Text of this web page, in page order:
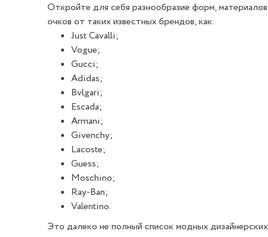
Откройте для себя разнообразие форм,
очков от таких известных брендов, как:
Just Cavalli;
Vogue;
Gucci;
Adidas;
Bvlgari;
Escada;
Armani;
Givenchy;
Lacoste;
Guess;
Moschino;
Ray-Ban;
Valentino.
Это далеко не полный список модных